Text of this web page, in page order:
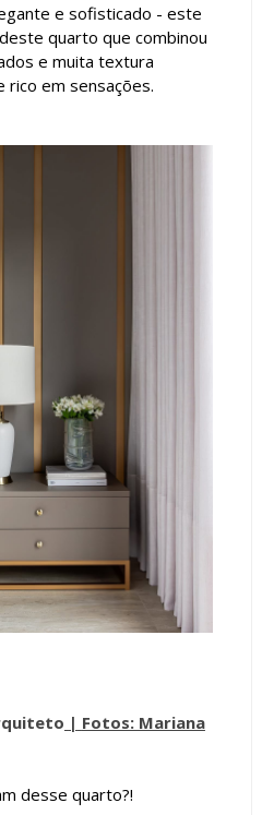
e sofisticado - este
quarto que combinou
e muita textura
rico em sensações.
| Fotos: Mariana
desse quarto?!